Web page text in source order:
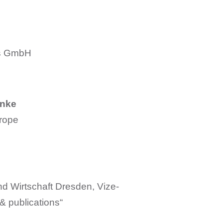
GmbH
Wirtschaft Dresden, Vize-
publications“